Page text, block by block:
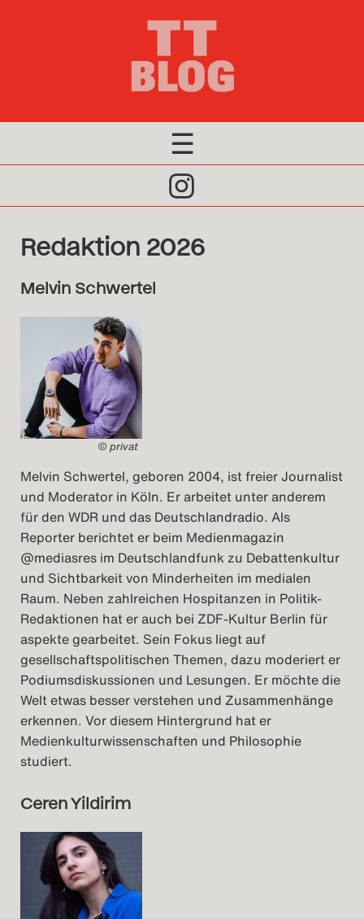
☰
Click
to
Open
Redaktion 2026
Archiv
Redaktion 2026
Melvin Schwertel
© privat
Melvin Schwertel, geboren 2004, ist freier Journalist
und Moderator in Köln. Er arbeitet unter anderem
für den WDR und das Deutschlandradio. Als
Reporter berichtet er beim Medienmagazin
@mediasres im Deutschlandfunk zu Debattenkultur
und Sichtbarkeit von Minderheiten im medialen
Raum. Neben zahlreichen Hospitanzen in Politik-
Redaktionen hat er auch bei ZDF-Kultur Berlin für
aspekte gearbeitet. Sein Fokus liegt auf
gesellschaftspolitischen Themen, dazu moderiert er
Podiumsdiskussionen und Lesungen. Er möchte die
Welt etwas besser verstehen und Zusammenhänge
erkennen. Vor diesem Hintergrund hat er
Medienkulturwissenschaften und Philosophie
studiert.
Ceren Yildirim